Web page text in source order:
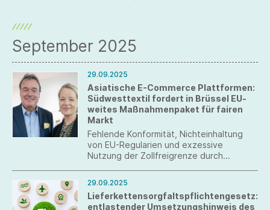
Die Agenda muss nun zügig umgesetzt
werden.
September 2025
29.09.2025
Asiatische E-Commerce Plattformen:
Südwesttextil fordert in Brüssel EU-
weites Maßnahmenpaket für fairen
Markt
Fehlende Konformität, Nichteinhaltung
von EU-Regularien und exzessive
Nutzung der Zollfreigrenze durch
und einen fairen Wettbewerb in Europa.
Südwesttextil appelliert an die EU,
29.09.2025
Lieferkettensorgfaltspflichtengesetz:
entlastender Umsetzungshinweis des